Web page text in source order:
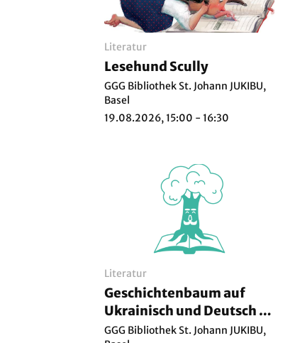
Literatur
Lesehund Scully
GGG Bibliothek St. Johann JUKIBU,
Basel
19.08.2026, 15:00 - 16:30
Literatur
Geschichtenbaum auf
Ukrainisch und Deutsch /
??????????? ? ?????????
GGG Bibliothek St. Johann JUKIBU,